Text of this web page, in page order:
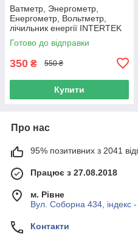
Ватметр, Энергометр,
Енергометр, Вольтметр,
лічильник енергії INTERTEK
CAT 2
Готово до відправки
350 ₴ 550 ₴
Купити
Про нас
95% позитивних з 2041
Працює з 27.08.2018
м. Рівне
Вул. Соборна 434, індекс
Контакти